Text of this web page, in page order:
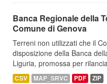
Banca Regionale della
Comune di Genova
Terreni non utilizzati che il
disposizione della Banca
Liguria, promossa per
CSV MAP_SRVC PDF ZIP